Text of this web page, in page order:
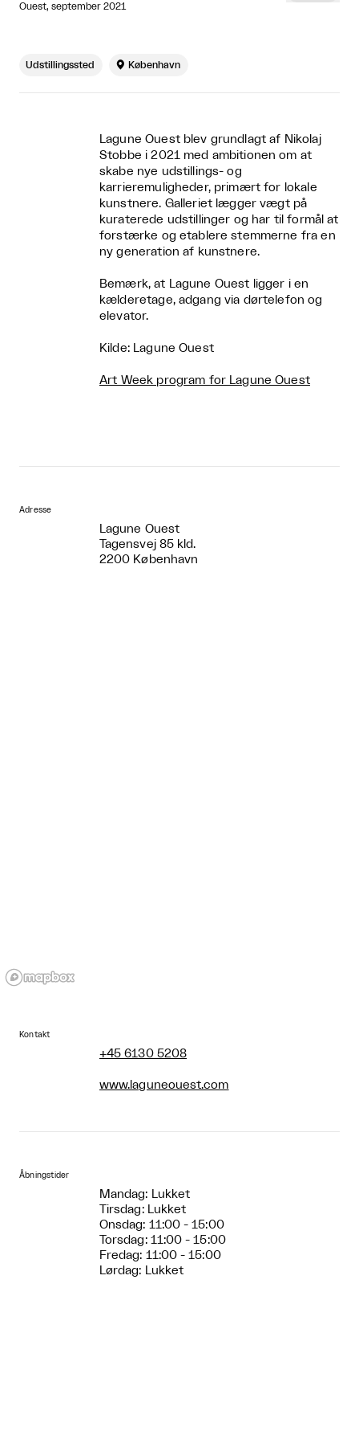
Ouest, september 2021
Udstillingssted  København
Lagune Ouest blev grundlagt af Nikolaj
Stobbe i 2021 med ambitionen om at
skabe nye udstillings- og
karrieremuligheder, primært for lokale
kunstnere. Galleriet lægger vægt på
kuraterede udstillinger og har til formål at
forstærke og etablere stemmerne fra en
ny generation af kunstnere.
Bemærk, at Lagune Ouest ligger i en
kælderetage, adgang via dørtelefon og
elevator.
Kilde: Lagune Ouest
Art Week program for Lagune Ouest
Adresse
Lagune Ouest
Tagensvej 85 kld.
2200 København
Kontakt
+45 6130 5208
www.laguneouest.com
Åbningstider
Mandag: Lukket
Tirsdag: Lukket
Onsdag: 11:00 - 15:00
Torsdag: 11:00 - 15:00
Fredag: 11:00 - 15:00
Lørdag: Lukket